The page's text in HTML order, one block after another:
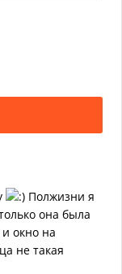
Полжизни я
она была
окно на
не такая